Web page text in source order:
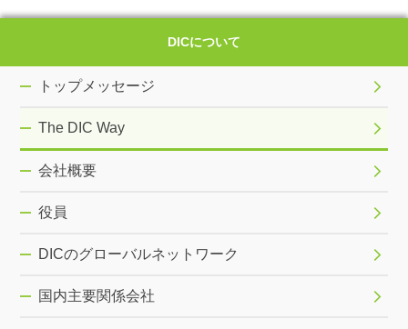
DICについて
トップメッセージ
The DIC Way
会社概要
役員
DICのグローバルネットワーク
国内主要関係会社